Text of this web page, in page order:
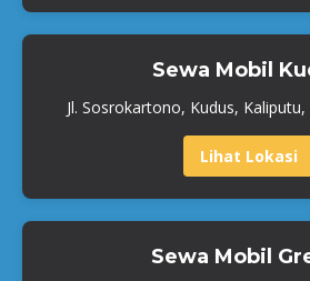
Sewa Mobil
Jl. Sosrokartono, Kudus,
Lihat Lokasi
Sewa Mobil